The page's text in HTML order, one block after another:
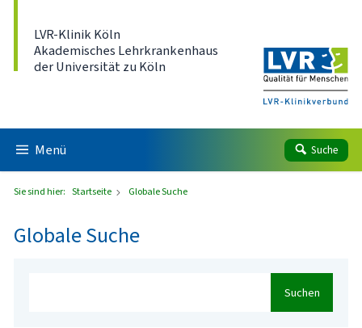
LVR-Klinik Köln
Akademisches Lehrkrankenhaus
der Universität zu Köln
Menü Suche
Sie sind hier: Startseite Globale Suche
Globale Suche
Suchen